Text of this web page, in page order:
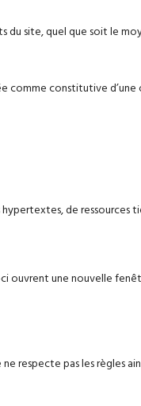
site, quel que soit le
comme constitutive
de ressources
ouvrent une nouvelle
respecte pas les règles